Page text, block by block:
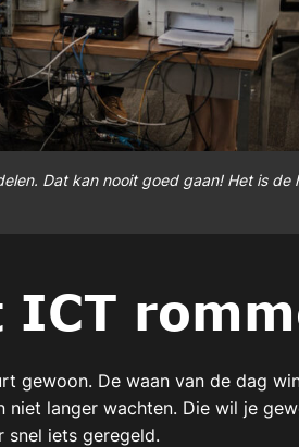
Dat kan nooit goed gaan! Het is de
ICT
gewoon. De waan van de dag
niet langer wachten. Die wil je
snel iets geregeld.